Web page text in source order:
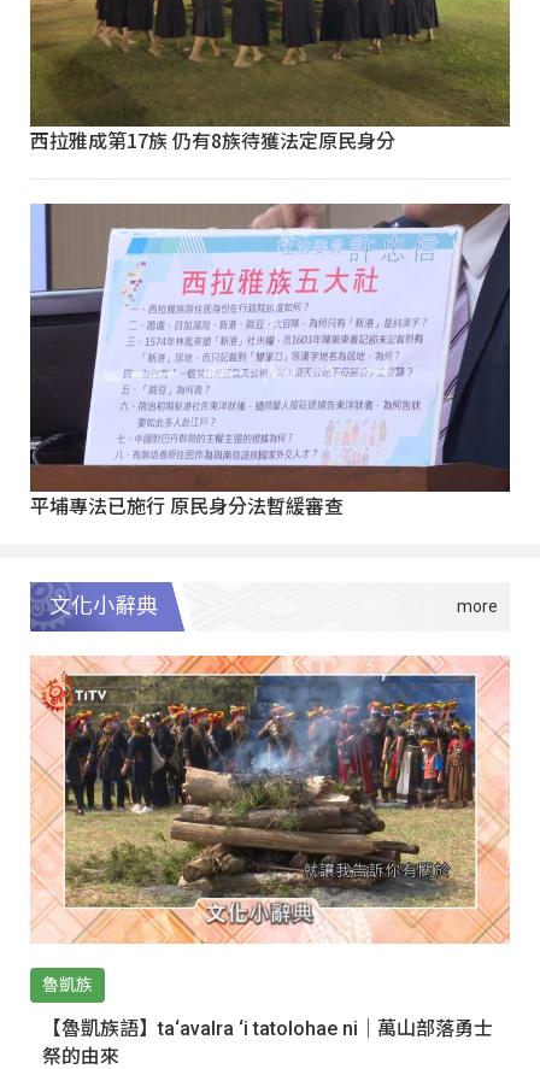
西拉雅成第17族 仍有8族待獲法定原民身分
平埔專法已施行 原民身分法暫緩審查
文化小辭典
魯凱族
【魯凱族語】ta‘avalra ‘i tatolohae ni｜萬山部落勇士
祭的由來